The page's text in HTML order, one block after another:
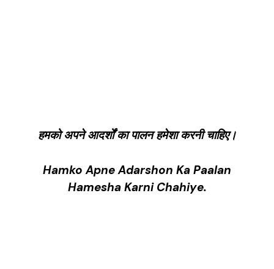
हमको अपने आदर्शों का पालन हमेशा करनी चाहिए।
Hamko Apne Adarshon Ka Paalan
Hamesha Karni Chahiye.